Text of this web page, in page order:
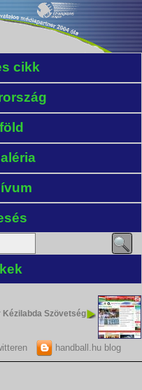
cikk
Kézilabda Szövetség
handball.hu blog